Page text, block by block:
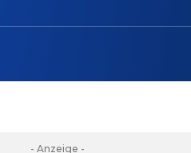
- Anzeige -